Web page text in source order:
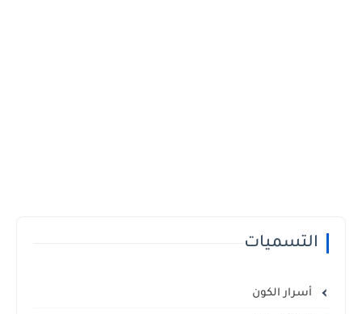
التسميات
أسرار الكون